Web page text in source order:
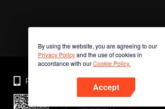
By using the website, you are agreeing to our
Privacy Policyand the use of cookies in
accordance with ourCookie Policy.
Accept
Phone